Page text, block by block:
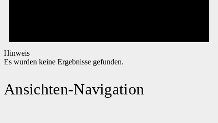
Hinweis
Es wurden keine Ergebnisse gefunden.
Ansichten-Navigation